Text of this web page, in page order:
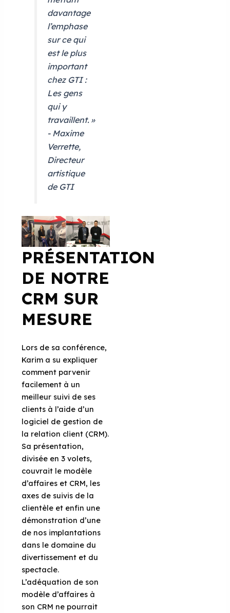
davantage
l’emphase
sur ce qui
est le plus
important
chez GTI :
Les gens
qui y
travaillent. »
- Maxime
Verrette,
Directeur
artistique
de GTI
PRÉSENTATION
DE NOTRE
CRM SUR
MESURE
Lors de sa conférence,
Karim a su expliquer
comment parvenir
facilement à un
meilleur suivi de ses
clients à l’aide d’un
logiciel de gestion de
la relation client (CRM).
Sa présentation,
divisée en 3 volets,
couvrait le modèle
d’affaires et CRM, les
axes de suivis de la
clientèle et enfin une
démonstration d’une
de nos implantations
dans le domaine du
divertissement et du
spectacle.
L’adéquation de son
modèle d’affaires à
son CRM ne pourrait